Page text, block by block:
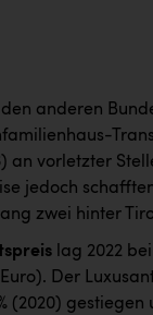
den anderen
an vorletzter
jedoch
zwei hinter
lag 2022
Der
(2020)